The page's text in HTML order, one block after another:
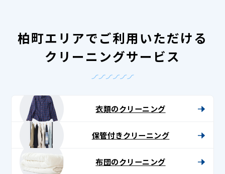
柏町エリアでご利用いただける
クリーニングサービス
衣類のクリーニング
保管付きクリーニング
布団のクリーニング